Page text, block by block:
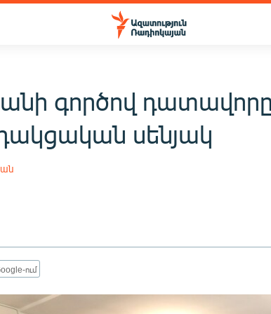
գործով
սենյակ
ում